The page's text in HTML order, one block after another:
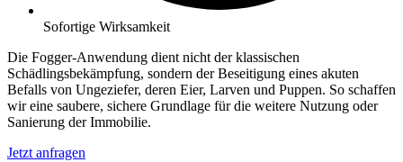
Sofortige Wirksamkeit
Die Fogger-Anwendung dient nicht der klassischen
Schädlingsbekämpfung, sondern der Beseitigung eines akuten
Befalls von Ungeziefer, deren Eier, Larven und Puppen. So schaffen
wir eine saubere, sichere Grundlage für die weitere Nutzung oder
Sanierung der Immobilie.
Jetzt anfragen